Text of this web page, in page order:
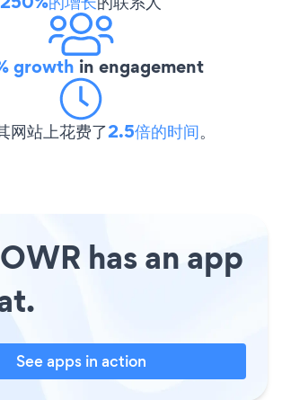
growth in engagement
网站上花费了2.5倍的时间。
has an app
See apps in action